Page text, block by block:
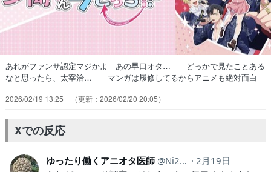
あれがファンサ認定マジかよ あの早口オタ… どっかで見たことある
なと思ったら、太宰治… マンガは履修してるからアニメも絶対面白
で解説しまくるオタクっている… 倫太郎くん(裏)出てきたー！！！！
イトの高校生に夏休み期間中だから… どういうことだろうね？園子ね
えちゃん（江… 常時カロリー高すぎでしょ、このアニメ。A…
2026/02/19 13:25 2026/02/20 20:05
Xでの反応
ゆったり働くアニオタ医師 Ni2Ut
2月19日